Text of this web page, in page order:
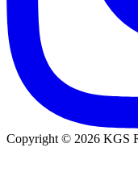
Copyright © 2026 KGS